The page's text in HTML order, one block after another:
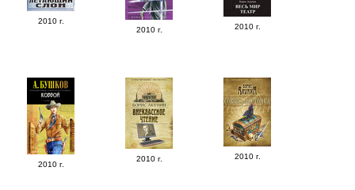
2010 г.
2010 г.
2010 г.
2010 г.
2010 г. 2010 г.